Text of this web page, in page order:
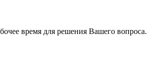
время для решения Вашего вопроса.